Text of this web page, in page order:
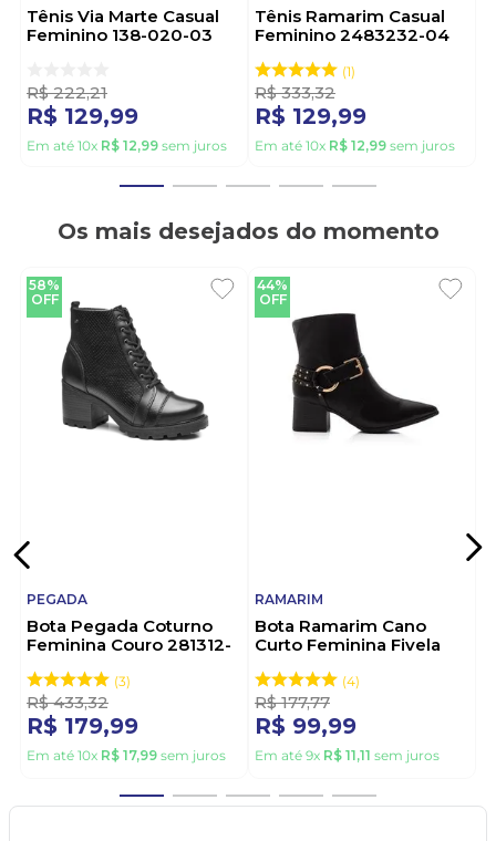
Tênis Via Marte Casual
Feminino 138-020-03
R$ 222,21
R$ 129,99
Em até 10x R$ 12,99 sem juros
Tênis Ramarim Casual
Feminino 2483232-04
1
R$ 333,32
R$ 129,99
Em até 10x R$ 12,99 sem juros
Os mais desejados do momento
58%
OFF
PEGADA
Bota Pegada Coturno
Feminina Couro 281312-
3
R$ 433,32
R$ 179,99
Em até 10x R$ 17,99 sem juros
44%
OFF
RAMARIM
Bota Ramarim Cano
Curto Feminina Fivela
4
R$ 177,77
R$ 99,99
Em até 9x R$ 11,11 sem juros